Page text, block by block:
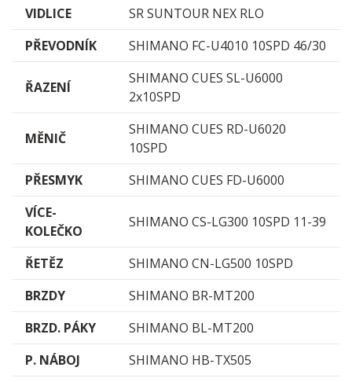
VIDLICE
SR SUNTOUR NEX RLO
PŘEVODNÍK
SHIMANO FC-U4010 10SPD 46/30
ŘAZENÍ
SHIMANO CUES SL-U6000
2x10SPD
MĚNIČ
SHIMANO CUES RD-U6020
10SPD
PŘESMYK
SHIMANO CUES FD-U6000
VÍCE­
KOLEČKO
SHIMANO CS-LG300 10SPD 11-39
ŘETĚZ
SHIMANO CN-LG500 10SPD
BRZDY
SHIMANO BR-MT200
BRZD. PÁKY
SHIMANO BL-MT200
P. NÁBOJ
SHIMANO HB-TX505